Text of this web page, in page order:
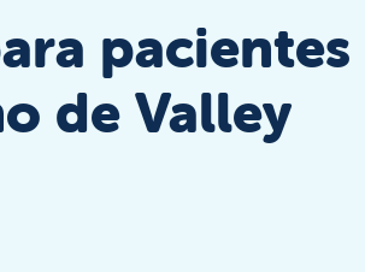
pacientes
de Valley